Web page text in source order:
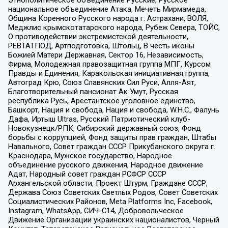
национальное объединение Атака, Мечеть Мирмамеда,
Община Коренного Русского народа г. Астрахани, ВОЛЯ,
Меджлис крымскотатарского народа, Рубеж Севера, ТОЙС,
О противодействии экстремистской деятельности,
РЕВТАТПОД, Артподготовка, Штольц, В честь иконы
Божией Матери Державная, Сектор 16, Независимость,
Фирма, Молодежная правозащитная группа МПГ, Курсом
Правды и Единения, Каракольская инициативная группа,
Автоград Крю, Союз Славянских Сил Руси, Алля-Аят,
Благотворительный пансионат Ак Умут, Русская
республика Русь, Арестантское уголовное единство,
Башкорт, Нация и свобода, Нация и свобода, W.H.С., Фалунь
Дафа, Иртыш Ultras, Русский Патриотический клуб-
Новокузнецк/РПК, Сибирский державный союз, Фонд
борьбы с коррупцией, Фонд защиты прав граждан, Штабы
Навального, Совет граждан СССР Прикубанского округа г.
Краснодара, Мужское государство, Народное
объединение русского движения, Народное движение
Адат, Народный совет граждан РСФСР СССР
Архангельской области, Проект Штурм, Граждане СССР,
Держава Союз Советских Светлых Родов, Совет Советских
Социалистических Районов, Meta Platforms Inc, Facebook,
Instagram, WhatsApp, СИЧ-С14, Добровольческое
Движение Организации украинских националистов, Черный